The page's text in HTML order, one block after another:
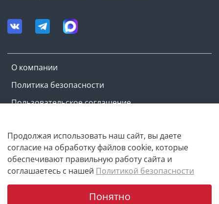
О компании
Политика безопасности
Пользовательское соглашение
Copyright © M-ovik.ru. 2022-2026
Продолжая использовать наш сайт, вы даете
согласие на обработку файлов cookie, которые
обеспечивают правильную работу сайта и
соглашаетесь с нашей Политикой безопасности
Понятно